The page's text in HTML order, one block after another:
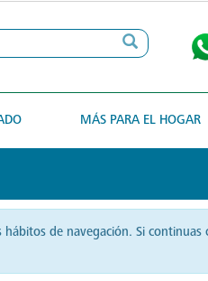
MÁS PARA EL HOGAR
de navegación. Si